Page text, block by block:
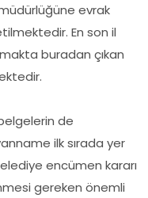
evrak
En son il
buradan çıkan
de
ilk sırada yer
encümen kararı
gereken önemli